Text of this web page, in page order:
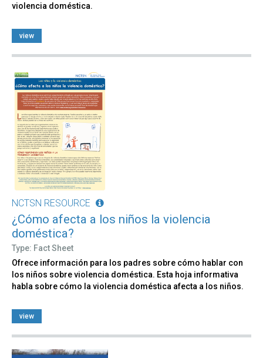
violencia doméstica.
view
NCTSN RESOURCE
¿Cómo afecta a los niños la violencia
doméstica?
Type: Fact Sheet
Ofrece información para los padres sobre cómo hablar con
los niños sobre violencia doméstica. Esta hoja informativa
habla sobre cómo la violencia doméstica afecta a los niños.
view